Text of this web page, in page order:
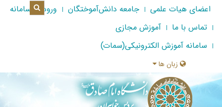
اعضای هیات علمی جامعه دانش‌آموختگان
ورود به سامانه
تماس با ما
آموزش مجازی
سامانه آموزش الکترونیکی(سمات)
زبان ها